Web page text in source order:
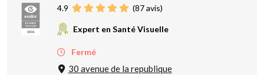
4.9 (87avis)
Expert en Santé Visuelle
Fermé
30 avenue de la republique